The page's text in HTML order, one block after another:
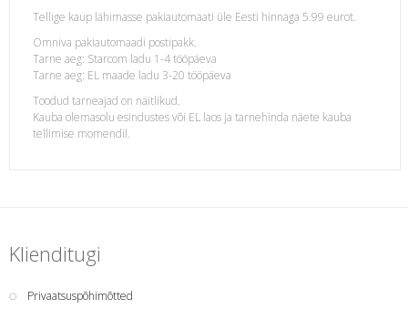
Tellige kaup lähimasse pakiautomaati üle Eesti hinnaga 5.99 eurot.
Omniva pakiautomaadi postipakk.
Tarne aeg: Starcom ladu 1-4 tööpäeva
Tarne aeg: EL maade ladu 3-20 tööpäeva
Toodud tarneajad on näitlikud.
Kauba olemasolu esindustes või EL laos ja tarnehinda näete kauba
tellimise momendil.
Klienditugi
Privaatsuspõhimõtted